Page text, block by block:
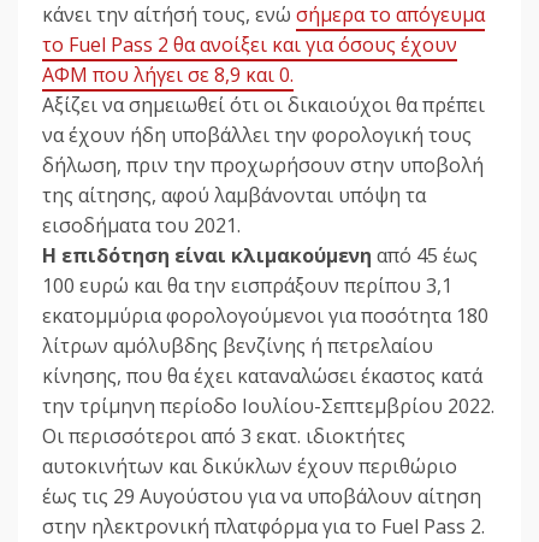
κάνει την αίτήσή τους, ενώ σήμερα το απόγευμα
το Fuel Pass 2 θα ανοίξει και για όσους έχουν
ΑΦΜ που λήγει σε 8,9 και 0.
Αξίζει να σημειωθεί ότι οι δικαιούχοι θα πρέπει
να έχουν ήδη υποβάλλει την φορολογική τους
δήλωση, πριν την προχωρήσουν στην υποβολή
της αίτησης, αφού λαμβάνονται υπόψη τα
εισοδήματα του 2021.
H επιδότηση είναι κλιμακούμενη από 45 έως
100 ευρώ και θα την εισπράξουν περίπου 3,1
εκατομμύρια φορολογούμενοι για ποσότητα 180
λίτρων αμόλυβδης βενζίνης ή πετρελαίου
κίνησης, που θα έχει καταναλώσει έκαστος κατά
την τρίμηνη περίοδο Ιουλίου-Σεπτεμβρίου 2022.
Οι περισσότεροι από 3 εκατ. ιδιοκτήτες
αυτοκινήτων και δικύκλων έχουν περιθώριο
έως τις 29 Αυγούστου για να υποβάλουν αίτηση
στην ηλεκτρονική πλατφόρμα για το Fuel Pass 2.